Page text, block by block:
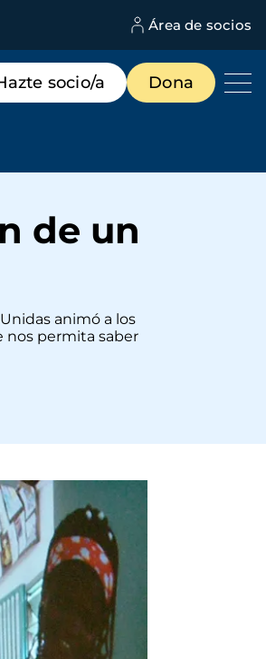
Área de socios
socio/a Dona
de un
animó a los
nos permita saber